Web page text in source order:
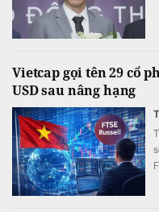
Vietcap gọi tên 29 cổ
USD sau nâng hạng